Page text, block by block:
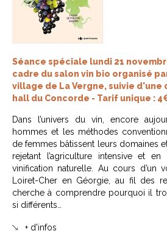
Séance spéciale lundi 21
cadre du salon vin bio organisé
village de La Vergne, suivie
hall du Concorde - Tarif unique :
Dans l’univers du vin, encore
hommes et les méthodes
de femmes bâtissent leurs domaines
rejetant l’agriculture intensive et
vinification naturelle. Au cours d’un
Loiret-Cher en Géorgie, au fil des
cherche à comprendre pourquoi il
si différents…
+ d'infos